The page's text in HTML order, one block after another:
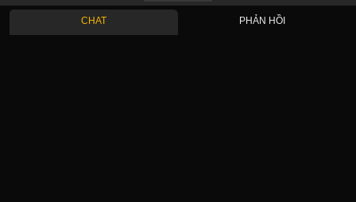
CHAT PHẢN HỒI